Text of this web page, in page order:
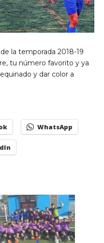
la temporada 2018-19
tu número favorito y ya
y dar color a
WhatsApp